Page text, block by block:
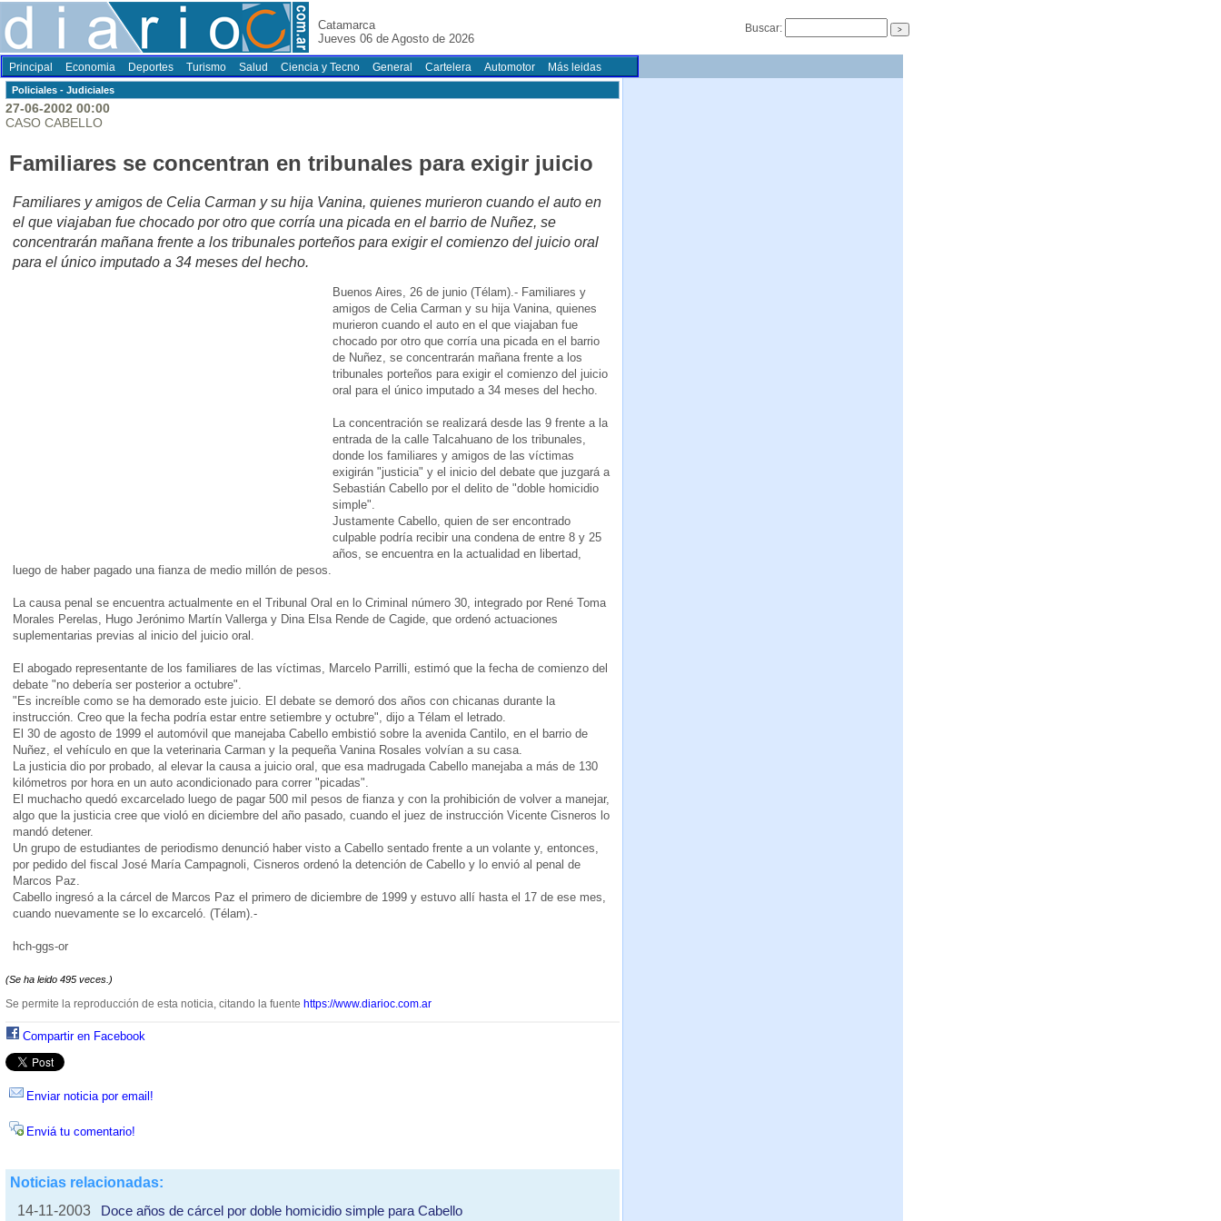
Catamarca
Jueves 06 de Agosto de 2026
Buscar:
Principal Economia Deportes Turismo Salud Ciencia y Tecno General Cartelera Automotor Más leidas
Policiales - Judiciales
27-06-2002 00:00
CASO CABELLO
Familiares se concentran en tribunales para exigir juicio
Familiares y amigos de Celia Carman y su hija Vanina, quienes murieron cuando el auto en
el que viajaban fue chocado por otro que corría una picada en el barrio de Nuñez, se
concentrarán mañana frente a los tribunales porteños para exigir el comienzo del juicio oral
para el único imputado a 34 meses del hecho.
Buenos Aires, 26 de junio (Télam).- Familiares y
amigos de Celia Carman y su hija Vanina, quienes
murieron cuando el auto en el que viajaban fue
chocado por otro que corría una picada en el barrio
de Nuñez, se concentrarán mañana frente a los
tribunales porteños para exigir el comienzo del juicio
oral para el único imputado a 34 meses del hecho.
La concentración se realizará desde las 9 frente a la
entrada de la calle Talcahuano de los tribunales,
donde los familiares y amigos de las víctimas
exigirán "justicia" y el inicio del debate que juzgará a
Sebastián Cabello por el delito de "doble homicidio
simple".
Justamente Cabello, quien de ser encontrado
culpable podría recibir una condena de entre 8 y 25
años, se encuentra en la actualidad en libertad,
luego de haber pagado una fianza de medio millón de pesos.
La causa penal se encuentra actualmente en el Tribunal Oral en lo Criminal número 30, integrado por René Toma
Morales Perelas, Hugo Jerónimo Martín Vallerga y Dina Elsa Rende de Cagide, que ordenó actuaciones
suplementarias previas al inicio del juicio oral.
El abogado representante de los familiares de las víctimas, Marcelo Parrilli, estimó que la fecha de comienzo del
debate "no debería ser posterior a octubre".
"Es increíble como se ha demorado este juicio. El debate se demoró dos años con chicanas durante la
instrucción. Creo que la fecha podría estar entre setiembre y octubre", dijo a Télam el letrado.
El 30 de agosto de 1999 el automóvil que manejaba Cabello embistió sobre la avenida Cantilo, en el barrio de
Nuñez, el vehículo en que la veterinaria Carman y la pequeña Vanina Rosales volvían a su casa.
La justicia dio por probado, al elevar la causa a juicio oral, que esa madrugada Cabello manejaba a más de 130
kilómetros por hora en un auto acondicionado para correr "picadas".
El muchacho quedó excarcelado luego de pagar 500 mil pesos de fianza y con la prohibición de volver a manejar,
algo que la justicia cree que violó en diciembre del año pasado, cuando el juez de instrucción Vicente Cisneros lo
mandó detener.
Un grupo de estudiantes de periodismo denunció haber visto a Cabello sentado frente a un volante y, entonces,
por pedido del fiscal José María Campagnoli, Cisneros ordenó la detención de Cabello y lo envió al penal de
Marcos Paz.
Cabello ingresó a la cárcel de Marcos Paz el primero de diciembre de 1999 y estuvo allí hasta el 17 de ese mes,
cuando nuevamente se lo excarceló. (Télam).-
hch-ggs-or
(Se ha leido 495 veces.)
Se permite la reproducción de esta noticia, citando la fuente https://www.diarioc.com.ar
Compartir en Facebook
Enviar noticia por email!
Enviá tu comentario!
Noticias relacionadas:
14-11-2003
Doce años de cárcel por doble homicidio simple para Cabello